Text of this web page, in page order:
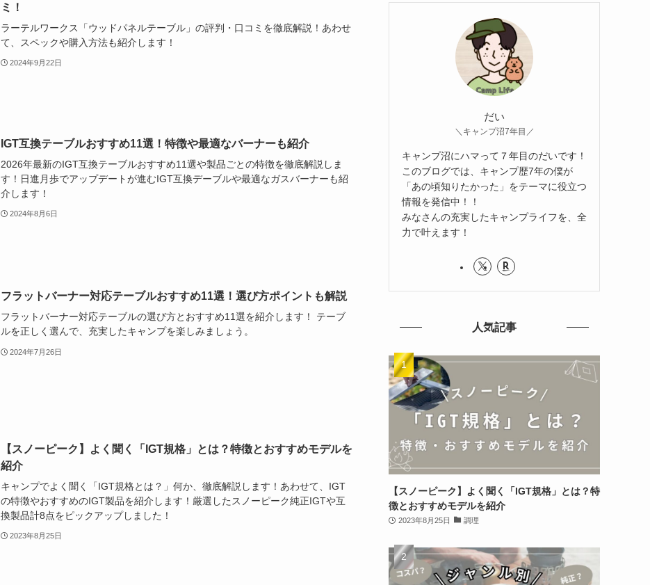
ミ！
ラーテルワークス「ウッドパネルテーブル」の評判・口コミを徹底解説！あわせ
て、スペックや購入方法も紹介します！
2024年9月22日
IGT互換テーブルおすすめ11選！特徴や最適なバーナーも紹介
2026年最新のIGT互換テーブルおすすめ11選や製品ごとの特徴を徹底解説しま
す！日進月歩でアップデートが進むIGT互換デーブルや最適なガスバーナーも紹
介します！
2024年8月6日
フラットバーナー対応テーブルおすすめ11選！選び方ポイントも解説
フラットバーナー対応テーブルの選び方とおすすめ11選を紹介します！ テーブ
ルを正しく選んで、充実したキャンプを楽しみましょう。
2024年7月26日
【スノーピーク】よく聞く「IGT規格」とは？特徴とおすすめモデルを
紹介
キャンプでよく聞く「IGT規格とは？」何か、徹底解説します！あわせて、IGT
の特徴やおすすめのIGT製品を紹介します！厳選したスノーピーク純正IGTや互
換製品計8点をピックアップしました！
2023年8月25日
だい
＼キャンプ沼7年目／
キャンプ沼にハマって７年目のだいです！
このブログでは、キャンプ歴7年の僕が
「あの頃知りたかった」をテーマに役立つ
情報を発信中！！
みなさんの充実したキャンプライフを、全
力で叶えます！
人気記事
【スノーピーク】よく聞く「IGT規格」とは？特
徴とおすすめモデルを紹介
2023年8月25日 調理